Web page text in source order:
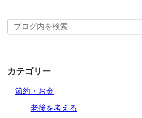
カテゴリー
節約・お金
老後を考える